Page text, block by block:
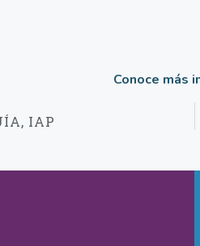
Conoce más
IAP
deseas ayudar?